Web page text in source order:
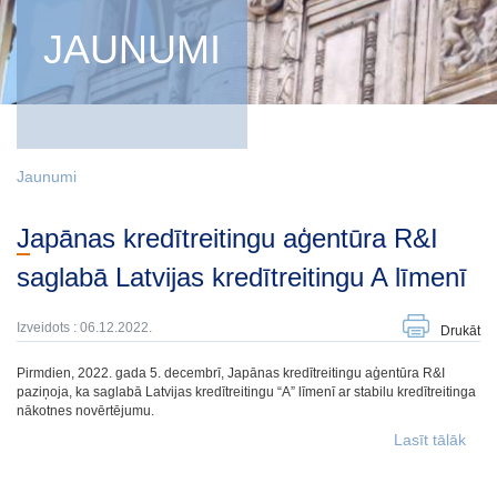
JAUNUMI
Jaunumi
Japānas kredītreitingu aģentūra R&I
saglabā Latvijas kredītreitingu A līmenī
Izveidots : 06.12.2022. Drukāt
Pirmdien, 2022. gada 5. decembrī, Japānas kredītreitingu aģentūra R&I
paziņoja, ka saglabā Latvijas kredītreitingu “A” līmenī ar stabilu kredītreitinga
nākotnes novērtējumu.
Lasīt tālāk